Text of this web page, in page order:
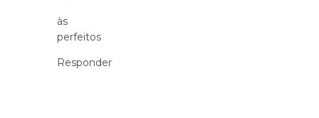
às
perfeitos
Responder